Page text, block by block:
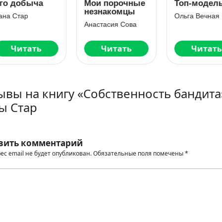
добыча
Стар
Читать
Мои порочные
незнакомцы
Анастасия Сова
Читать
Топ-модель
Ольга Вечная
Читать
на книгу «Собственность
Стар
комментарий
email не будет опубликован.Обязательные поля помечены*